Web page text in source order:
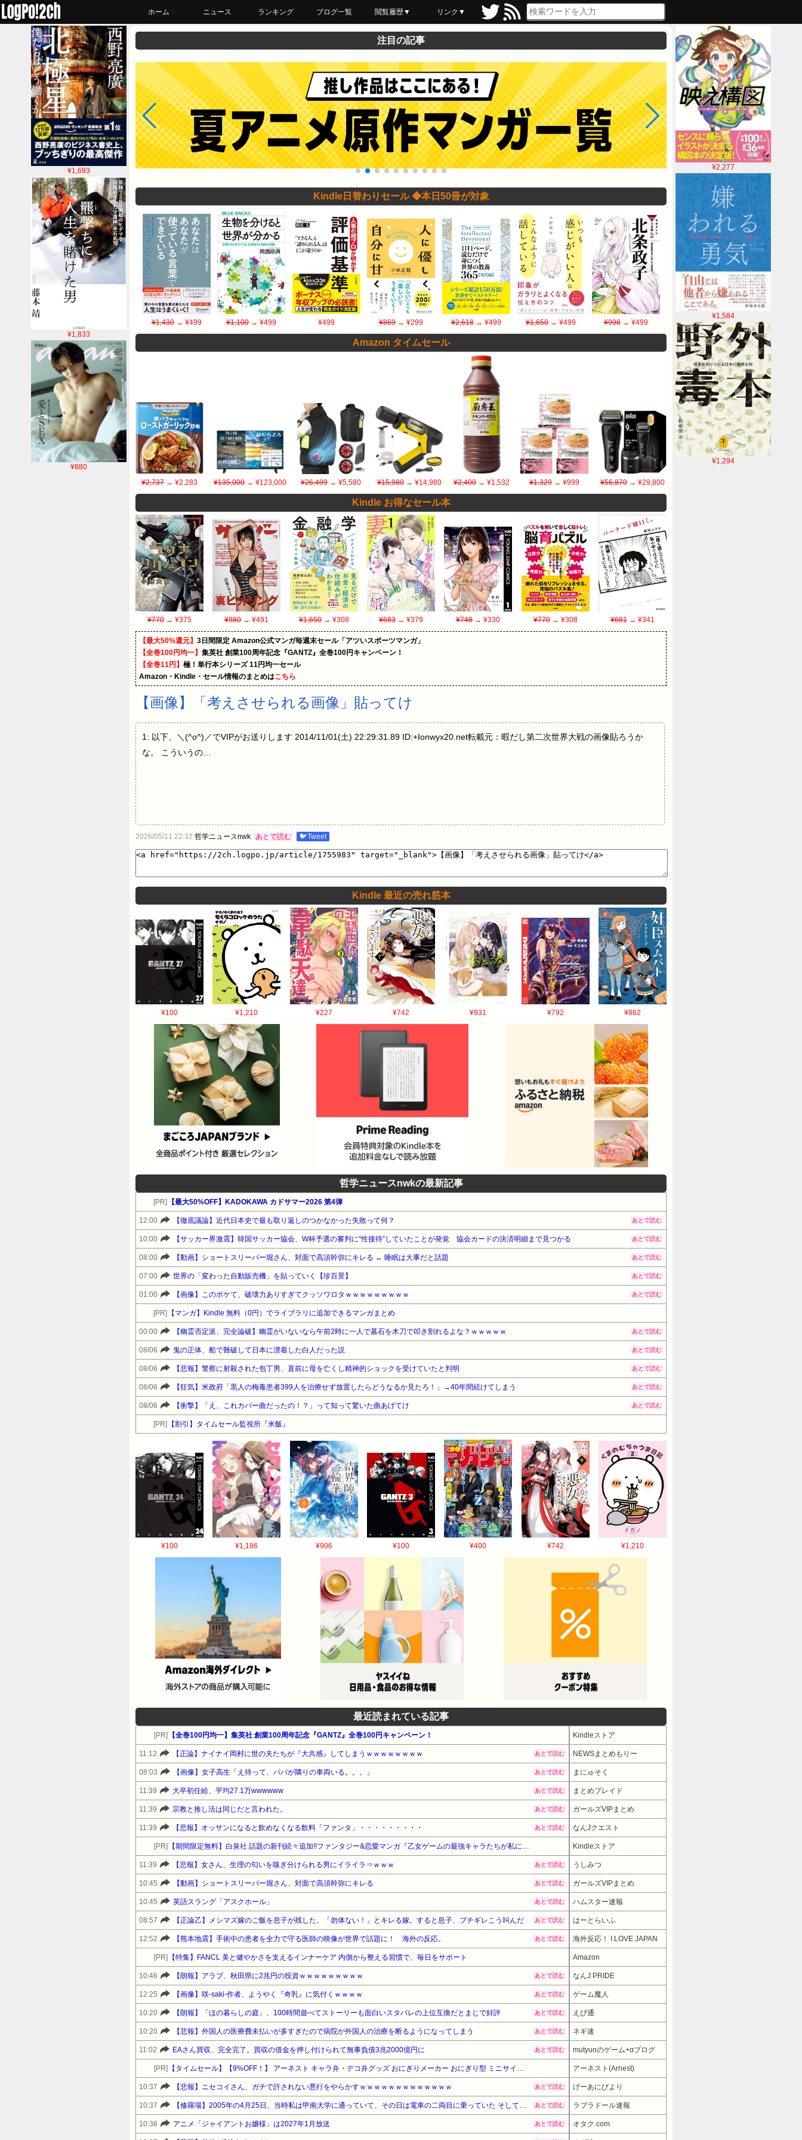
ホーム ニュース ランキング ブログ一覧 閲覧履歴▼
最近読んだ
あとで読む
ブックマーク
リンク▼
¥2,277
¥1,584
¥1,294
¥1,693
¥1,833
¥880
注目の記事
Kindle日替わりセール ◆本日50冊が対象
¥1,430→ ¥499 ¥1,100 → ¥499 ¥499 ¥869 → ¥299 ¥2,618→ ¥499 ¥1,650 → ¥499 ¥998→ ¥499
Amazon タイムセール
¥2,737 → ¥2,283 ¥135,000→ ¥123,000 ¥26,499→ ¥5,580 ¥15,980→ ¥14,980 ¥2,400→ ¥1,532 ¥1,329→ ¥999 ¥56,870→ ¥29,800
Kindle お得なセール本
¥770 → ¥375 ¥980→ ¥491 ¥1,650→ ¥308 ¥683→ ¥379 ¥748→ ¥330 ¥770→ ¥308 ¥681→ ¥341
【最大50%還元】 3日間限定 Amazon公式マンガ毎週末セール「アツいスポーツマンガ」
【全巻100円均一】 集英社 創業100周年記念『GANTZ』全巻100円キャンペーン！
【全巻11円】 極！単行本シリーズ 11円均一セール
Amazon・Kindle・セール情報のまとめはこちら
【画像】「考えさせられる画像」貼ってけ
1: 以下、＼(^o^)／でVIPがお送りします 2014/11/01(土) 22:29:31.89 ID:+Ionwyx20.net転載元：暇だし第二次世界大戦の画像貼ろうか
な。 こういうの…
2026/05/11 22:32 哲学ニュースnwk あとで読む 🐦Tweet
Kindle 最近の売れ筋本
¥100 ¥1,210 ¥227 ¥742 ¥931 ¥792 ¥862
哲学ニュースnwkの最新記事
[PR] 【最大50%OFF】KADOKAWA カドサマー2026 第4弾
12:00 【徹底議論】近代日本史で最も取り返しのつかなかった失敗って何？ あとで読む
10:00 【サッカー界激震】韓国サッカー協会、W杯予選の審判に“性接待”していたことが発覚 協会カードの決済明細まで見つかる あとで読む
08:00 【動画】ショートスリーパー堀さん、対面で高須幹弥にキレる ← 睡眠は大事だと話題 あとで読む
07:00 世界の「変わった自動販売機」を貼っていく【珍百景】 あとで読む
01:00 【画像】このボケて、破壊力ありすぎてクッソワロタｗｗｗｗｗｗｗｗｗ あとで読む
[PR] 【マンガ】Kindle 無料（0円）でライブラリに追加できるマンガまとめ
00:00 【幽霊否定派、完全論破】幽霊がいないなら午前2時に一人で墓石を木刀で叩き割れるよな？ｗｗｗｗｗ あとで読む
08/06 鬼の正体、船で難破して日本に漂着した白人だった説 あとで読む
08/06 【悲報】警察に射殺された包丁男、直前に母を亡くし精神的ショックを受けていたと判明 あとで読む
08/06 【狂気】米政府「黒人の梅毒患者399人を治療せず放置したらどうなるか見たろ！」→40年間続けてしまう あとで読む
08/06 【衝撃】「え、これカバー曲だったの！？」って知って驚いた曲あげてけ あとで読む
[PR] 【割引】タイムセール監視所『米飯』
¥100 ¥1,186 ¥906 ¥100 ¥400 ¥742 ¥1,210
最近読まれている記事
[PR] 【全巻100円均一】集英社 創業100周年記念『GANTZ』全巻100円キャンペーン！ Kindleストア
11:12 【正論】ナイナイ岡村に世の夫たちが『大共感』してしまうｗｗｗｗｗｗｗｗ あとで読む NEWSまとめもりー
08:03 【画像】女子高生「え待って、パパが隣りの車両いる。。。」 あとで読む まにゅそく
11:39 大卒初任給、平均27.1万wwwwww あとで読む まとめブレイド
11:39 宗教と推し活は同じだと言われた。 あとで読む ガールズVIPまとめ
11:39 【悲報】オッサンになると飲めなくなる飲料「ファンタ」・・・・・・・・・ あとで読む なんJクエスト
[PR] 【期間限定無料】白泉社 話題の新刊続々追加!!ファンタジー&恋愛マンガ『乙女ゲームの最強キャラたちが私に執着する』他 Kindleストア
11:39 【悲報】女さん、生理の匂いを嗅ぎ分けられる男にイライラ⇒ｗｗｗ あとで読む うしみつ
10:45 【動画】ショートスリーパー堀さん、対面で高須幹弥にキレる あとで読む ガールズVIPまとめ
10:45 英語スラング「アスクホール」 あとで読む ハムスター速報
08:57 【正論乙】メシマズ嫁のご飯を息子が残した。「勿体ない！」とキレる嫁。すると息子、ブチギレこう叫んだ あとで読む はーとらいふ
12:52 【熊本地震】手術中の患者を全力で守る医師の映像が世界で話題に！ 海外の反応。 あとで読む 海外反応！ I LOVE JAPAN
[PR] 【特集】FANCL 美と健やかさを支えるインナーケア 内側から整える習慣で、毎日をサポート Amazon
10:46 【朗報】アラブ、秋田県に2兆円の投資ｗｗｗｗｗｗｗｗｗ あとで読む なんJ PRIDE
12:25 【画像】咲-saki-作者、ようやく『奇乳』に気付くｗｗｗｗ あとで読む ゲーム魔人
10:20 【朗報】「ほの暮らしの庭」、100時間遊べてストーリーも面白いスタバレの上位互換だとまじで好評 あとで読む えび通
10:20 【悲報】外国人の医療費未払いが多すぎたので病院が外国人の治療を断るようになってしまう あとで読む ネギ速
11:02 EAさん買収、完全完了。買収の借金を押し付けられて無事負債3兆2000億円に あとで読む mutyunのゲーム+αブログ
[PR] 【タイムセール】【9%OFF！】 アーネスト キャラ弁・デコ弁グッズ おにぎりメーカー おにぎり型 ミニサイズ 手まりこむすび 海苔パンチ付き 手づかみ食べ 幼児食 おにぎりケース nicoキッチン A-77294 アーネスト(Arnest)
10:37 【悲報】ニセコイさん、ガチで許されない悪行をやらかすｗｗｗｗｗｗｗｗｗｗｗｗｗ あとで読む げーあにびより
10:37 【修羅場】2005年の4月25日、当時私は甲南大学に通っていて、その日は電車の二両目に乗っていた そしてあの脱線事故に巻き込まれて膝から下を切断することになり… あとで読む ラブラドール速報
10:36 アニメ「ジャイアントお嬢様」は2027年1月放送 あとで読む オタク.com